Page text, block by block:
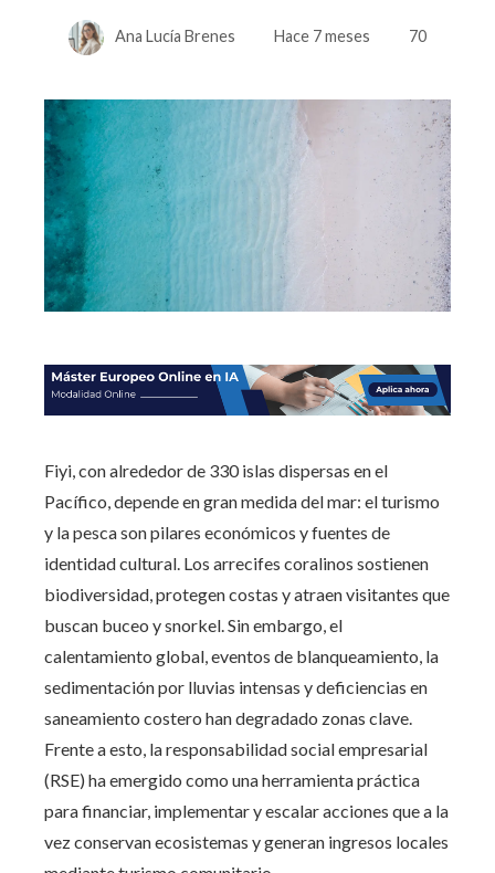
Ana Lucía Brenes Hace 7 meses 70
Fiyi, con alrededor de 330 islas dispersas en el
Pacífico, depende en gran medida del mar: el turismo
y la pesca son pilares económicos y fuentes de
identidad cultural. Los arrecifes coralinos sostienen
biodiversidad, protegen costas y atraen visitantes que
buscan buceo y snorkel. Sin embargo, el
calentamiento global, eventos de blanqueamiento, la
sedimentación por lluvias intensas y deficiencias en
saneamiento costero han degradado zonas clave.
Frente a esto, la responsabilidad social empresarial
(RSE) ha emergido como una herramienta práctica
para financiar, implementar y escalar acciones que a la
vez conservan ecosistemas y generan ingresos locales